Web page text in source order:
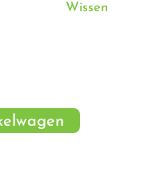
Wissen